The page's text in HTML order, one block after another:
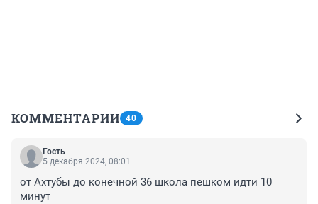
КОММЕНТАРИИ 40
Гость
5 декабря 2024, 08:01
от Ахтубы до конечной 36 школа пешком идти 10
минут